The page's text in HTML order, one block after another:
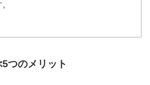
つのメリット